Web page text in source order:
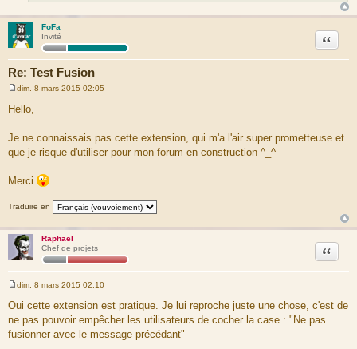
FoFa
Invité
Re: Test Fusion
Citation
e
s
g
e
dim. 8 mars 2015 02:05
Hello,
Je ne connaissais pas cette extension, qui m'a l'air super prometteuse et
que je risque d'utiliser pour mon forum en construction ^_^
Merci
Traduire en
Raphaël
Chef de projets
Citation
e
s
s
a
g
dim. 8 mars 2015 02:10
Oui cette extension est pratique. Je lui reproche juste une chose, c'est de
ne pas pouvoir empêcher les utilisateurs de cocher la case : "Ne pas
fusionner avec le message précédant"